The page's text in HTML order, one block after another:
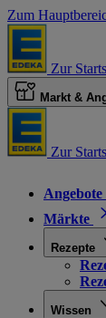
Zum
Zur
Markt &
Zur
Angebote
Märkte
Rezepte
Wissen